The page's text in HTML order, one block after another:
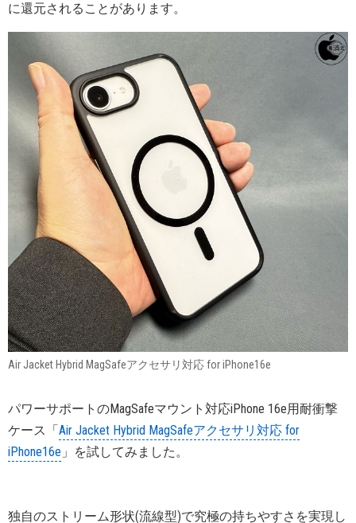
に還元されることがあります。
Air Jacket Hybrid MagSafeアクセサリ対応 for iPhone16e
パワーサポートのMagSafeマウント対応iPhone 16e用耐衝撃
ケース「Air Jacket Hybrid MagSafeアクセサリ対応 for
iPhone16e 」を試してみました。
独自のストリーム形状(流線型)で究極の持ちやすさを実現し